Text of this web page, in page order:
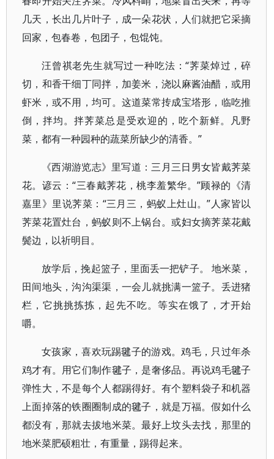
几天，长出几片叶子，成一朵花状，人们就把它采摘
回家，包春卷，包团子，包馄饨。
汪曾祺老先生就写过一种吃法：“荠菜焯过，碎
切，和香干细丁同拌，加姜米，浇以麻酱油醋，或用
虾米，或不用，均可。这道菜常抟成宝塔形，临吃推
倒，拌均。拌荠菜总是受欢迎的，吃个新鲜。凡野
菜，都有一种园种的蔬菜所缺少的清香。”
《西湖游览志》里写道：三月三日男女皆戴荠菜
花。谚云：“三春戴荠花，桃李羞繁华。”顾禄的《清
嘉里》里说荠菜：“三月三，蚂蚁上灶山。”人家皆以
荠菜花置灶台，蚂蚁则不上锅台。或妇女摘荠菜花戴
鬓边，以祈明目。
放学后，挽起篮子，里面丢一把铲子。 地米菜，
田间地头，沟沟渠渠，一会儿就挑满一篮子。丢进猪
栏，它挑挑拣拣，起先不吃。等实在饿了，才开始
嚼。
女孩家，喜欢玩踢毽子的游戏。鸡毛，只过年杀
鸡才有。用它们制作毽子，是奢侈品。再说鸡毛毽子
弹性大，不是每个人都踢得好。有个塑料袋子和机器
上面掉落的铁圈圈制成的毽子，就是万福。假如什么
都没有，那就去拔地米菜。最好上坟头去找，那里的
地米菜肥硕粗壮，有重量，踢得起来。